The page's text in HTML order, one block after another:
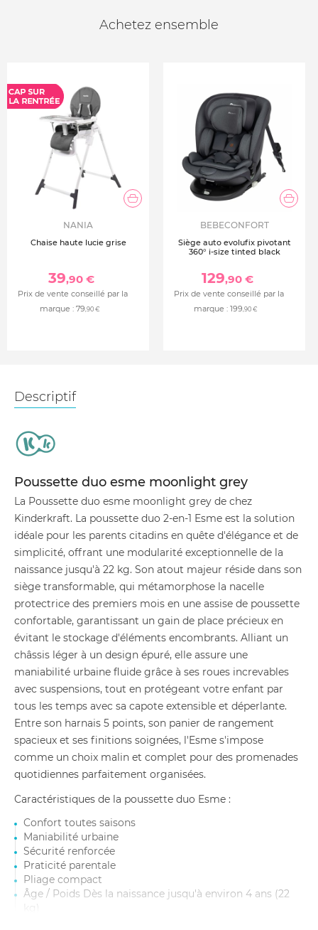
Achetez ensemble
NANIA
Chaise haute lucie grise
39,90 €
Prix de vente conseillé par la
marque : 79,90 €
BEBECONFORT
Siège auto evolufix pivotant
360° i-size tinted black
129,90 €
Prix de vente conseillé par la
marque : 199,90 €
Descriptif
Poussette duo esme moonlight grey
La Poussette duo esme moonlight grey de chez
Kinderkraft. La poussette duo 2-en-1 Esme est la solution
idéale pour les parents citadins en quête d'élégance et de
simplicité, offrant une modularité exceptionnelle de la
naissance jusqu'à 22 kg. Son atout majeur réside dans son
siège transformable, qui métamorphose la nacelle
protectrice des premiers mois en une assise de poussette
confortable, garantissant un gain de place précieux en
évitant le stockage d'éléments encombrants. Alliant un
châssis léger à un design épuré, elle assure une
maniabilité urbaine fluide grâce à ses roues increvables
avec suspensions, tout en protégeant votre enfant par
tous les temps avec sa capote extensible et déperlante.
Entre son harnais 5 points, son panier de rangement
spacieux et ses finitions soignées, l'Esme s'impose
comme un choix malin et complet pour des promenades
quotidiennes parfaitement organisées.
Caractéristiques de la poussette duo Esme :
Confort toutes saisons
Maniabilité urbaine
Sécurité renforcée
Praticité parentale
Pliage compact
Âge / Poids Dès la naissance jusqu'à environ 4 ans (22